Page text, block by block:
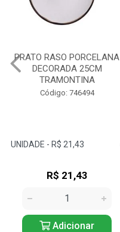
FAQUEIRO 20PC INOX LEME
LAVANDA TRAMONTINA
Código: 744132
R$ 56,12
Adicionar